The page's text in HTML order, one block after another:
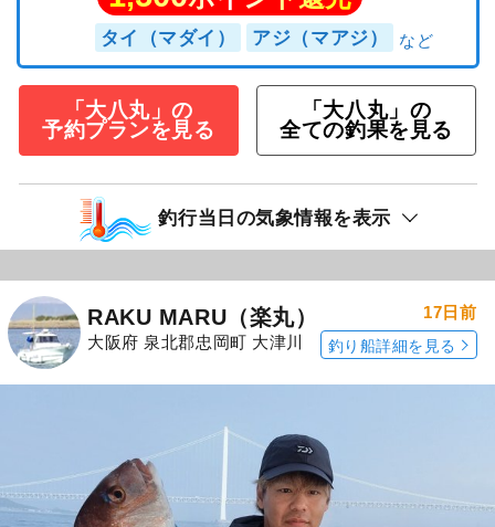
タイ（マダイ） アジ（マアジ）
「大八丸」の
予約プランを見る
「大八丸」の
全ての釣果を見る
釣行当日の気象情報を表示
RAKU MARU（楽丸）
大阪府 泉北郡忠岡町 大津川
17日前
釣り船詳細を見る